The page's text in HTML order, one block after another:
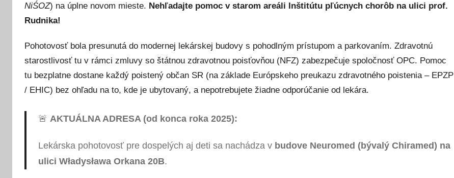
NiŚOZ) na úplne novom mieste. Nehľadajte pomoc v starom areáli Inštitútu pľúcnych chorôb na ulici prof.
Rudnika!
Pohotovosť bola presunutá do modernej lekárskej budovy s pohodlným prístupom a parkovaním. Zdravotnú
starostlivosť tu v rámci zmluvy so štátnou zdravotnou poisťovňou (NFZ) zabezpečuje spoločnosť OPC. Pomoc
tu bezplatne dostane každý poistený občan SR (na základe Európskeho preukazu zdravotného poistenia – EPZP
/ EHIC) bez ohľadu na to, kde je ubytovaný, a nepotrebujete žiadne odporúčanie od lekára.
🚨 AKTUÁLNA ADRESA (od konca roka 2025):
Lekárska pohotovosť pre dospelých aj deti sa nachádza v budove Neuromed (bývalý Chiramed) na
ulici Władysława Orkana 20B.